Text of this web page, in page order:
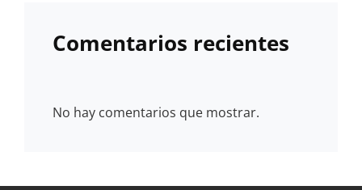
Comentarios recientes
No hay comentarios que mostrar.